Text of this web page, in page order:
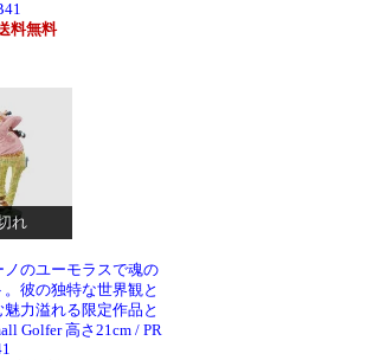
料無料
れ
のユーモラスで魂の
彼の独特な世界観と
力溢れる限定作品と
Golfer 高さ21cm / PR